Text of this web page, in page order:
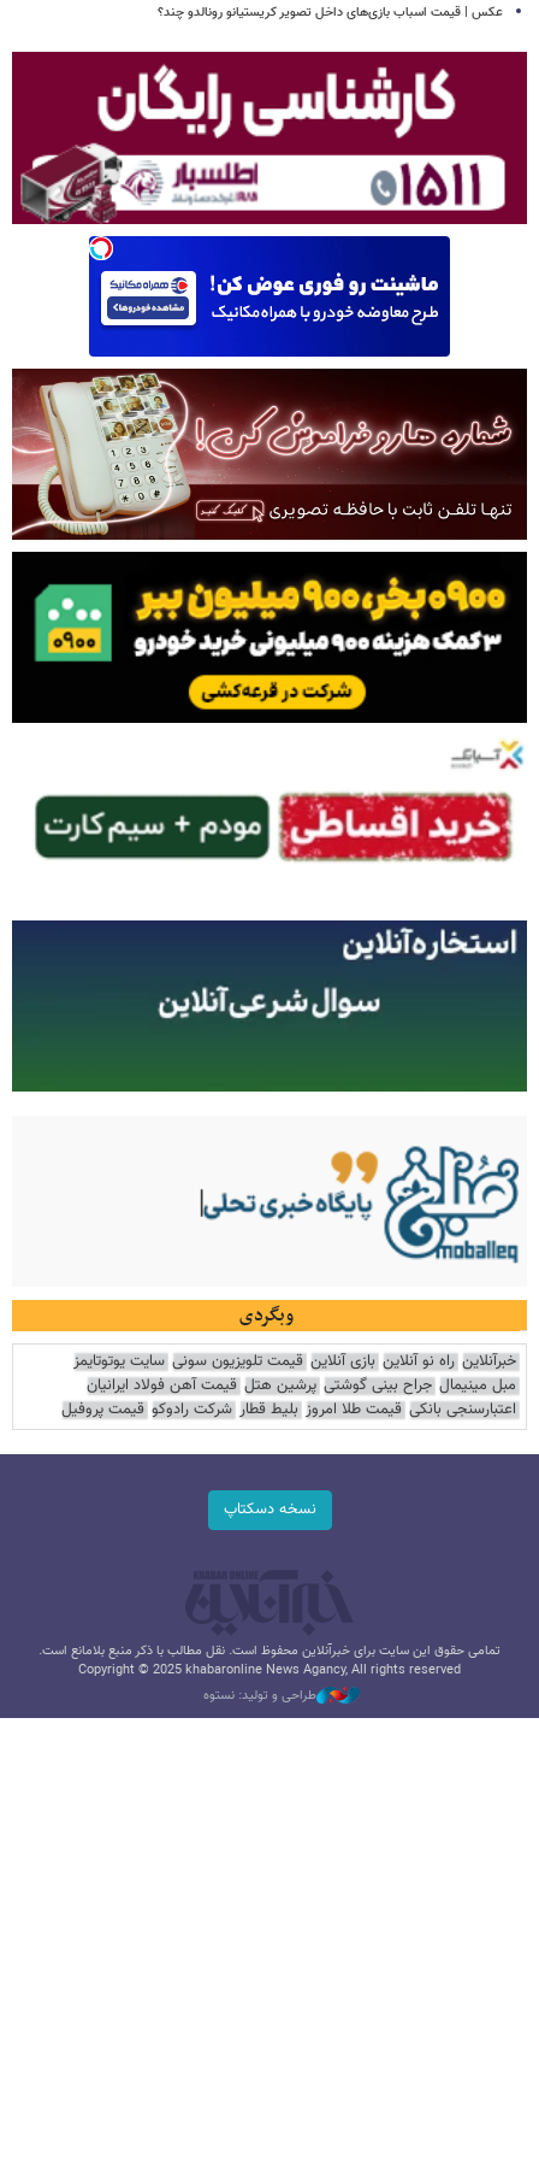
عکس | قیمت اسباب بازی‌های داخل تصویر کریستیانو رونالدو چند؟
وبگردی
خبرآنلاین راه نو آنلاین بازی آنلاین قیمت تلویزیون سونی سایت یوتوتایمز
مبل مینیمال جراح بینی گوشتی پرشین هتل قیمت آهن فولاد ایرانیان
اعتبارسنجی بانکی قیمت طلا امروز بلیط قطار شرکت رادوکو قیمت پروفیل
نسخه دسکتاپ
تمامی حقوق این سایت برای خبرآنلاین محفوظ است. نقل مطالب با ذکر منبع بلامانع است.
Copyright © 2025 khabaronline News Agancy, All rights reserved
طراحی و تولید: نستوه